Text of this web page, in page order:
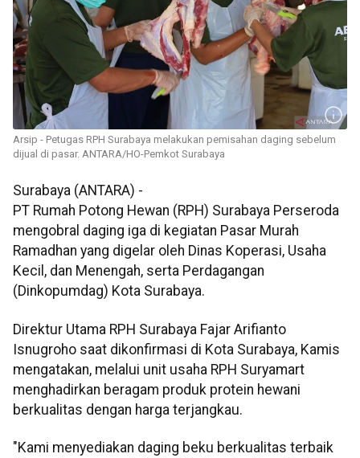
Arsip - Petugas RPH Surabaya melakukan pemisahan daging sebelum
dijual di pasar. ANTARA/HO-Pemkot Surabaya
Surabaya (ANTARA) -
PT Rumah Potong Hewan (RPH) Surabaya Perseroda
mengobral daging iga di kegiatan Pasar Murah
Ramadhan yang digelar oleh Dinas Koperasi, Usaha
Kecil, dan Menengah, serta Perdagangan
(Dinkopumdag) Kota Surabaya.
Direktur Utama RPH Surabaya Fajar Arifianto
Isnugroho saat dikonfirmasi di Kota Surabaya, Kamis
mengatakan, melalui unit usaha RPH Suryamart
menghadirkan beragam produk protein hewani
berkualitas dengan harga terjangkau.
"Kami menyediakan daging beku berkualitas terbaik